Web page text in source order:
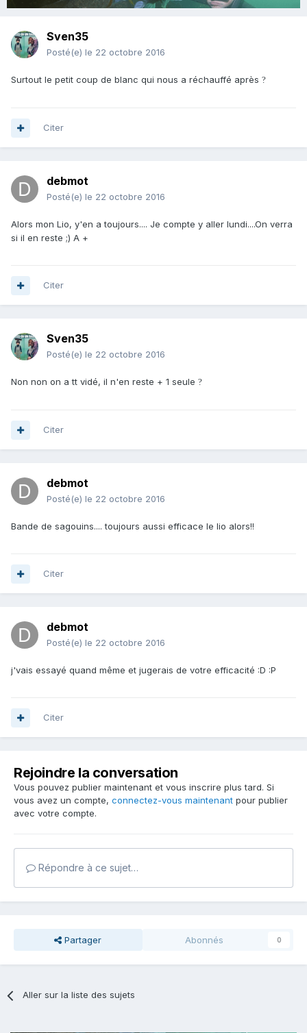
Sven35
Posté(e) le 22 octobre 2016
Surtout le petit coup de blanc qui nous a réchauffé après ?
Citer
debmot
Posté(e) le 22 octobre 2016
Alors mon Lio, y'en a toujours.... Je compte y aller lundi....On verra
si il en reste ;) A +
Citer
Sven35
Posté(e) le 22 octobre 2016
Non non on a tt vidé, il n'en reste + 1 seule ?
Citer
debmot
Posté(e) le 22 octobre 2016
Bande de sagouins.... toujours aussi efficace le lio alors!!
Citer
debmot
Posté(e) le 22 octobre 2016
j'vais essayé quand même et jugerais de votre efficacité :D :P
Citer
Rejoindre la conversation
Vous pouvez publier maintenant et vous inscrire plus tard. Si
vous avez un compte, connectez-vous maintenant pour publier
avec votre compte.
Répondre à ce sujet…
Partager Abonnés 0
Aller sur la liste des sujets